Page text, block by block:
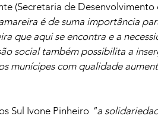
(Secretaria de Desenvolvimento
é de suma importância
que aqui se encontra e a
social também possibilita a
munícipes com qualidade
Sul Ivone Pinheiro "a